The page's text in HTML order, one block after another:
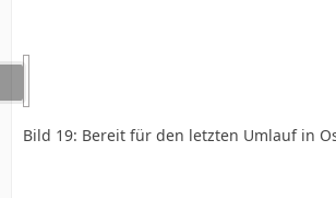
Bild 19: Bereit für den letzten Umlauf in